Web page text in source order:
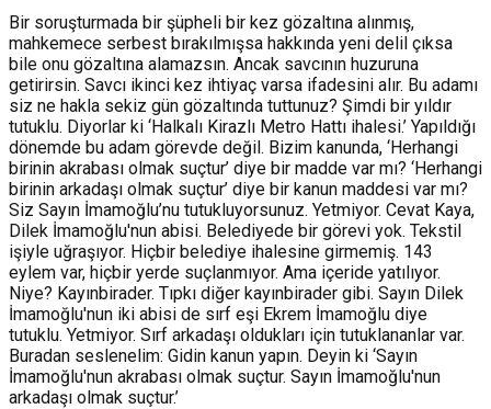
Bir soruşturmada bir şüpheli bir kez gözaltına alınmış,
mahkemece serbest bırakılmışsa hakkında yeni delil çıksa
bile onu gözaltına alamazsın. Ancak savcının huzuruna
getirirsin. Savcı ikinci kez ihtiyaç varsa ifadesini alır. Bu adamı
siz ne hakla sekiz gün gözaltında tuttunuz? Şimdi bir yıldır
tutuklu. Diyorlar ki ‘Halkalı Kirazlı Metro Hattı ihalesi.’ Yapıldığı
dönemde bu adam görevde değil. Bizim kanunda, ‘Herhangi
birinin akrabası olmak suçtur’ diye bir madde var mı? ‘Herhangi
birinin arkadaşı olmak suçtur’ diye bir kanun maddesi var mı?
Siz Sayın İmamoğlu’nu tutukluyorsunuz. Yetmiyor. Cevat Kaya,
Dilek İmamoğlu'nun abisi. Belediyede bir görevi yok. Tekstil
işiyle uğraşıyor. Hiçbir belediye ihalesine girmemiş. 143
eylem var, hiçbir yerde suçlanmıyor. Ama içeride yatılıyor.
Niye? Kayınbirader. Tıpkı diğer kayınbirader gibi. Sayın Dilek
İmamoğlu'nun iki abisi de sırf eşi Ekrem İmamoğlu diye
tutuklu. Yetmiyor. Sırf arkadaşı oldukları için tutuklananlar var.
Buradan seslenelim: Gidin kanun yapın. Deyin ki ‘Sayın
İmamoğlu'nun akrabası olmak suçtur. Sayın İmamoğlu'nun
arkadaşı olmak suçtur.’